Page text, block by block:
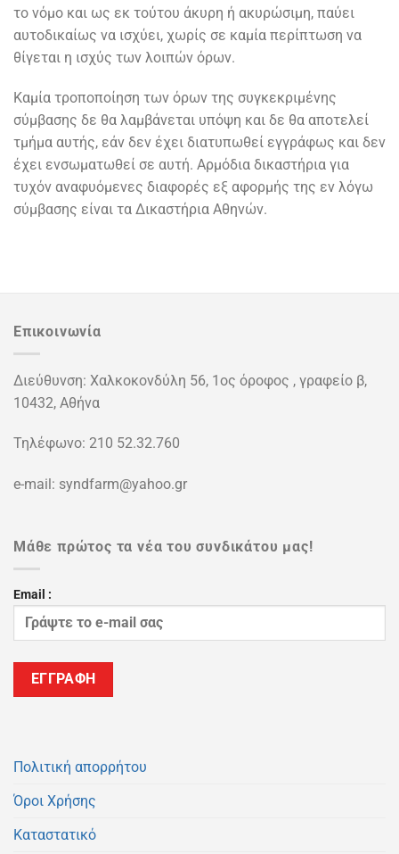
το νόμο και ως εκ τούτου άκυρη ή ακυρώσιμη, παύει
αυτοδικαίως να ισχύει, χωρίς σε καμία περίπτωση να
θίγεται η ισχύς των λοιπών όρων.
Καμία τροποποίηση των όρων της συγκεκριμένης
σύμβασης δε θα λαμβάνεται υπόψη και δε θα αποτελεί
τμήμα αυτής, εάν δεν έχει διατυπωθεί εγγράφως και δεν
έχει ενσωματωθεί σε αυτή. Αρμόδια δικαστήρια για
τυχόν αναφυόμενες διαφορές εξ αφορμής της εν λόγω
σύμβασης είναι τα Δικαστήρια Αθηνών.
Επικοινωνία
Διεύθυνση: Χαλκοκονδύλη 56, 1ος όροφος , γραφείο β,
10432, Αθήνα
Τηλέφωνο: 210 52.32.760
e-mail: syndfarm@yahoo.gr
Μάθε πρώτος τα νέα του συνδικάτου μας!
Email :
Πολιτική απορρήτου
Όροι Χρήσης
Καταστατικό